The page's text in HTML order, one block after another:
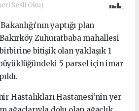
Sesli Oku)
yaptığı plan
Zuhuratbaba mahallesi
bitişik olan yaklaşık 1
5 parsel için imar
Hastalıkları Hastanesi’nin yer